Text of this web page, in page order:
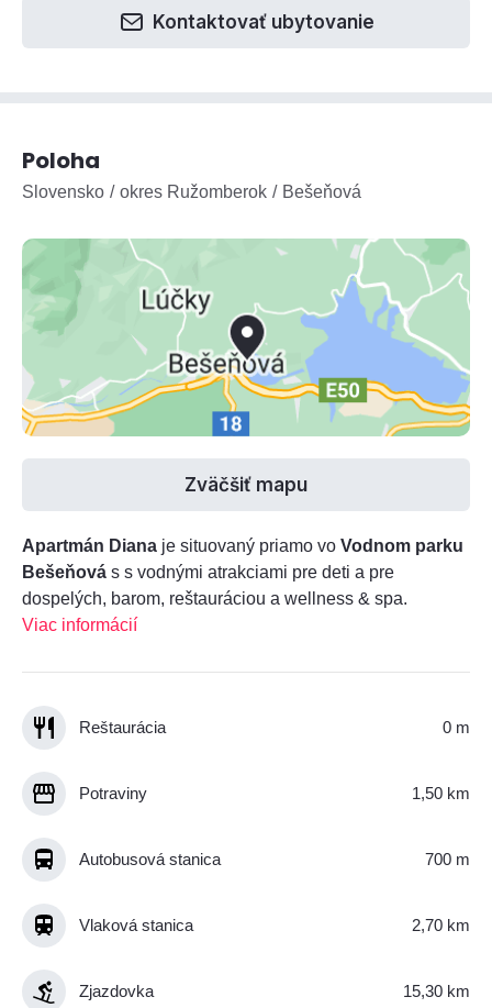
Kontaktovať ubytovanie
Poloha
Slovensko okres Ružomberok Bešeňová
Zväčšiť mapu
Apartmán Diana je situovaný priamo vo Vodnom parku
Bešeňová s s vodnými atrakciami pre deti a pre
dospelých, barom, reštauráciou a wellness & spa.
Viac informácií
Reštaurácia 0 m
Potraviny 1,50 km
Autobusová stanica 700 m
Vlaková stanica 2,70 km
Zjazdovka 15,30 km